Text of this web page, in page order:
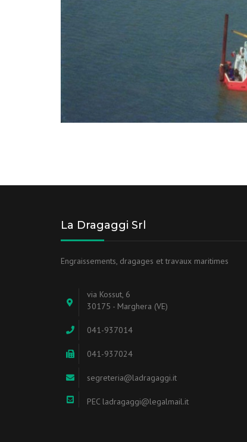
La Dragaggi Srl
Engraissements, dragages et travaux maritimes
via Kossut, 6
30175 - Marghera (VE)
041-937014
041-937024
segreteria@ladragaggi.it
PEC ladragaggi@legalmail.it